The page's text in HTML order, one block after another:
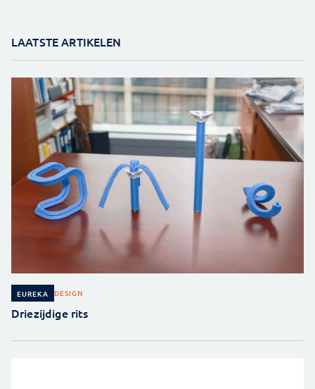
LAATSTE ARTIKELEN
EUREKA DESIGN
Driezijdige rits